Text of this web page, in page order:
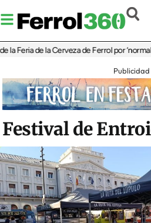
de la Cerveza de Ferrol por ‘normalizar’
Publicidad
Festival de